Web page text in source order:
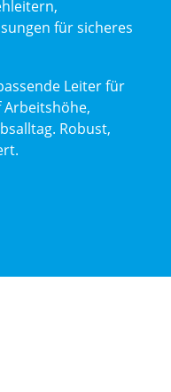
für sicheres
Leiter für
Arbeitshöhe,
Robust,